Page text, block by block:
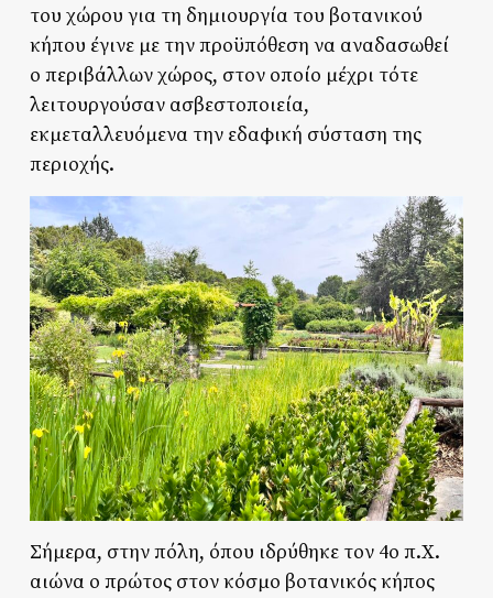
του χώρου για τη δημιουργία του βοτανικού
κήπου έγινε με την προϋπόθεση να αναδασωθεί
ο περιβάλλων χώρος, στον οποίο μέχρι τότε
λειτουργούσαν ασβεστοποιεία,
εκμεταλλευόμενα την εδαφική σύσταση της
περιοχής.
Σήμερα, στην πόλη, όπου ιδρύθηκε τον 4ο π.Χ.
αιώνα ο πρώτος στον κόσμο βοτανικός κήπος